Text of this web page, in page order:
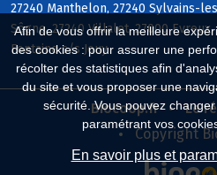
Afin de vous offrir la meilleure
des cookies : pour assurer une
récolter des statistiques afin
du site et vous proposer une
sécurité. Vous pouvez
paramétrant vos
En savoir plus et
27240 Manthelon, 27240 Sylvains-
Sôgne, 27240 Villalet, 27000 Evreux,
Fontaine s/s Jouy
Biocoop.fr
Le
Copyright